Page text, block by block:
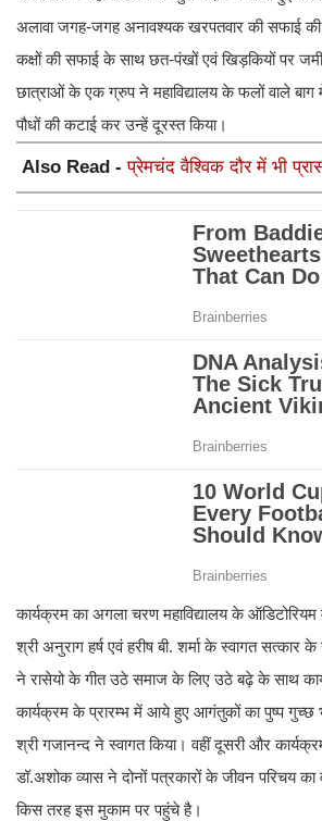
अलावा जगह-जगह अनावश्यक खरपतवार की सफाई
कक्षों की सफाई के साथ छत-पंखों एवं खिड़कियों पर
छात्राओं के एक ग्रुप ने महाविद्यालय के फलों वाले बाग
पौधों की कटाई कर उन्हें दूरस्त किया।
Also Read -प्रेमचंद वैश्विक दौर में भी
कार्यक्रम का अगला चरण महाविद्यालय के
श्री अनुराग हर्ष एवं हरीष बी. शर्मा के स्वागत
ने रासेयो के गीत उठे समाज के लिए उठे बढ़े के साथ
कार्यक्रम के प्रारम्भ में आये हुए आगंतुकों का पुष्प गुच्छ
श्री गजानन्द ने स्वागत किया। वहीं दूसरी और
डॉ.अशोक व्यास ने दोनों पत्रकारों के जीवन परिचय का
किस तरह इस मुकाम पर पहुंचे है।